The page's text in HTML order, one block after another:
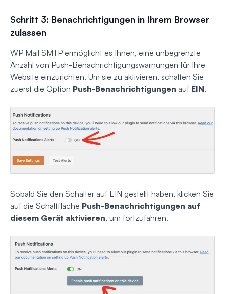
Schritt 3: Benachrichtigungen in Ihrem Browser
zulassen
WP Mail SMTP ermöglicht es Ihnen, eine unbegrenzte
Anzahl von Push-Benachrichtigungswarnungen für Ihre
Website einzurichten. Um sie zu aktivieren, schalten Sie
zuerst die Option Push-Benachrichtigungen auf EIN.
Sobald Sie den Schalter auf EIN gestellt haben, klicken Sie
auf die Schaltfläche Push-Benachrichtigungen auf
diesem Gerät aktivieren, um fortzufahren.